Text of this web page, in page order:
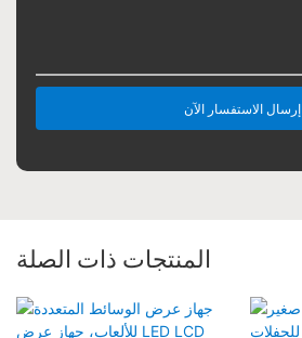
إرسال الاستفسار الآن
المنتجات ذات الصلة